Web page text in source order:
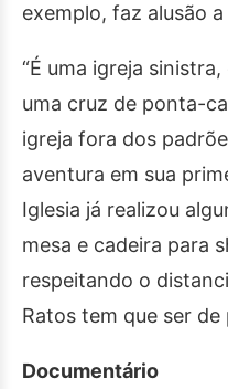
exemplo, faz alusão
“É uma igreja
uma cruz de ponta-
igreja fora dos
aventura em sua
Iglesia já realizou
mesa e cadeira para
respeitando o
Ratos tem que ser de
Documentário